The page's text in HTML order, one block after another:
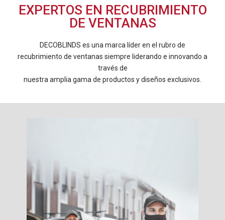
EXPERTOS EN RECUBRIMIENTO
DE VENTANAS
DECOBLINDS es una marca líder en el rubro de
recubrimiento de ventanas siempre liderando e innovando a
través de
nuestra amplia gama de productos y diseños exclusivos.